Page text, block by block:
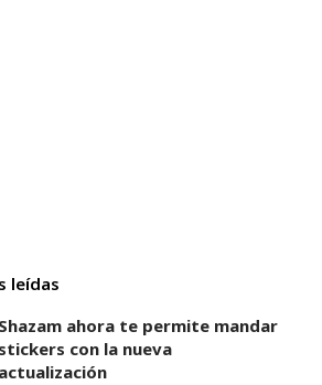
leídas
Shazam ahora te permite mandar
stickers con la nueva
actualización